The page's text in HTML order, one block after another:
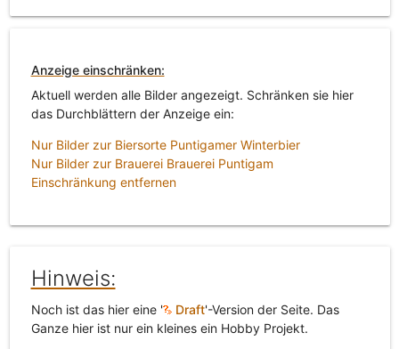
Anzeige einschränken:
Aktuell werden alle Bilder angezeigt. Schränken sie hier
das Durchblättern der Anzeige ein:
Nur Bilder zur Biersorte Puntigamer Winterbier
Nur Bilder zur Brauerei Brauerei Puntigam
Einschränkung entfernen
Hinweis:
Noch ist das hier eine ' Draft'-Version der Seite. Das
Ganze hier ist nur ein kleines ein Hobby Projekt.